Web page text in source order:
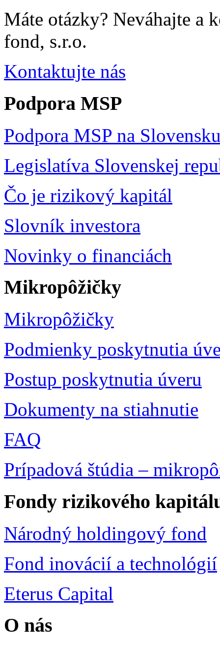
Máte otázky? Neváhajte a
fond, s.r.o.
Kontaktujte nás
Podpora MSP
Podpora MSP na
Legislatíva Slovenskej
Čo je rizikový kapitál
Slovník investora
Novinky o financiách
Mikropôžičky
Mikropôžičky
Podmienky poskytnutia
Postup poskytnutia úveru
Dokumenty na stiahnutie
FAQ
Prípadová štúdia –
Fondy rizikového
Národný holdingový fond
Fond inovácií a technológií
Eterus Capital
O nás